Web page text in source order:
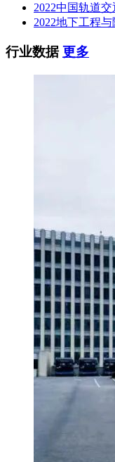
2022中国轨道
2022地下工程
行业数据更多